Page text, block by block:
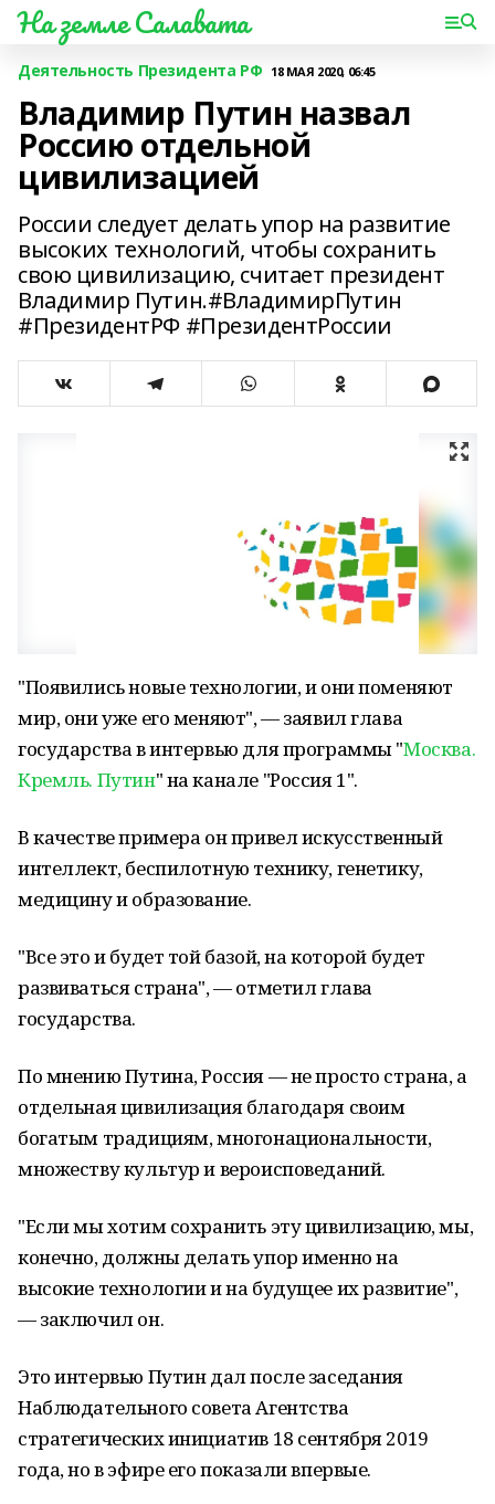
На земле Салавата
Деятельность Президента РФ 18 МАЯ 2020, 06:45
Владимир Путин назвал
Россию отдельной
цивилизацией
России следует делать упор на развитие
высоких технологий, чтобы сохранить
свою цивилизацию, считает президент
Владимир Путин.#ВладимирПутин
#ПрезидентРФ #ПрезидентРоссии
"Появились новые технологии, и они поменяют
мир, они уже его меняют", — заявил глава
государства в интервью для программы "Москва.
Кремль. Путин" на канале "Россия 1".
В качестве примера он привел искусственный
интеллект, беспилотную технику, генетику,
медицину и образование.
"Все это и будет той базой, на которой будет
развиваться страна", — отметил глава
государства.
По мнению Путина, Россия — не просто страна, а
отдельная цивилизация благодаря своим
богатым традициям, многонациональности,
множеству культур и вероисповеданий.
"Если мы хотим сохранить эту цивилизацию, мы,
конечно, должны делать упор именно на
высокие технологии и на будущее их развитие",
— заключил он.
Это интервью Путин дал после заседания
Наблюдательного совета Агентства
стратегических инициатив 18 сентября 2019
года, но в эфире его показали впервые.